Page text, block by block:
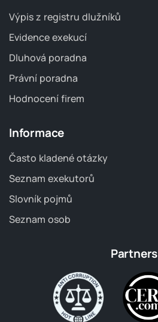
Výpis z registru dlužníků
Evidence exekucí
Dluhová poradna
Právní poradna
Hodnocení firem
Informace
Často kladené otázky
Seznam exekutorů
Slovník pojmů
Seznam osob
Partners